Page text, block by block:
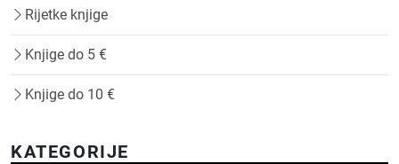
Rijetke knjige
Knjige do 5 €
Knjige do 10 €
KATEGORIJE